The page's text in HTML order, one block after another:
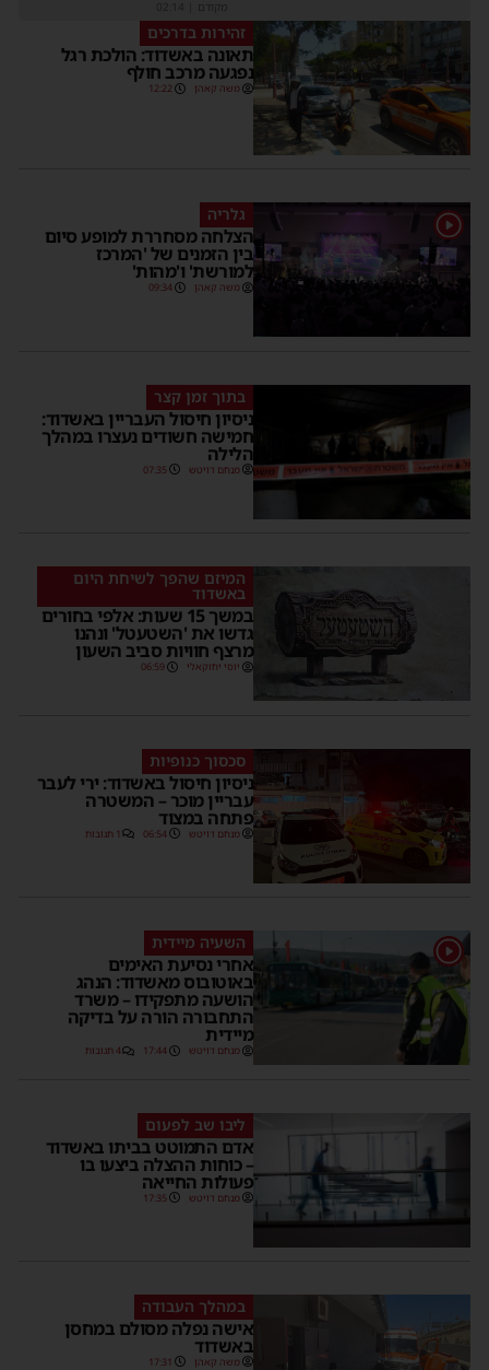
מקודם
זהירות בדרכים
תאונה באשדוד: הולכת רגל
נפגעה מרכב חולף
משה קאהן 12:22
1 גלריה
הצלחה מסחררת למופע סיום
בין הזמנים של 'המרכז
למורשת' ו'מהות'
משה קאהן 09:34
בתוך זמן קצר
ניסיון חיסול העבריין באשדוד:
חמישה חשודים נעצרו במהלך
הלילה
מנחם דויטש 07:35
המיזם שהפך לשיחת היום
באשדוד
במשך 15 שעות: אלפי בחורים
גדשו את 'השטעטל' ונהנו
מרצף חוויות סביב השעון
יוסי יחזקאלי 06:59
סכסוך כנופיות
ניסיון חיסול באשדוד: ירי לעבר
עבריין מוכר – המשטרה
פתחה במצוד
מנחם דויטש 06:54 1 תגובות
1 השעיה מיידית
אחרי נסיעת האימים
באוטובוס מאשדוד: הנהג
הושעה מתפקידו – משרד
התחבורה הורה על בדיקה
מיידית
מנחם דויטש 17:44 4 תגובות
ליבו שב לפעום
אדם התמוטט בביתו באשדוד
– כוחות ההצלה ביצעו בו
פעולות החייאה
מנחם דויטש 17:35
במהלך העבודה
אישה נפלה מסולם במחסן
באשדוד
משה קאהן 17:31